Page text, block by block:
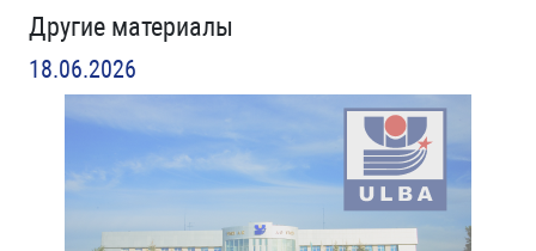
Другие материалы
18.06.2026